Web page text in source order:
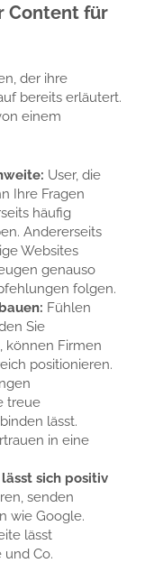
Content für
der ihre
bereits erläutert.
einem
User, die
Ihre Fragen
häufig
Andererseits
Websites
genauso
folgen.
Fühlen
Sie
können Firmen
positionieren.
treue
lässt.
in eine
sich positiv
senden
wie Google.
lässt
und Co.